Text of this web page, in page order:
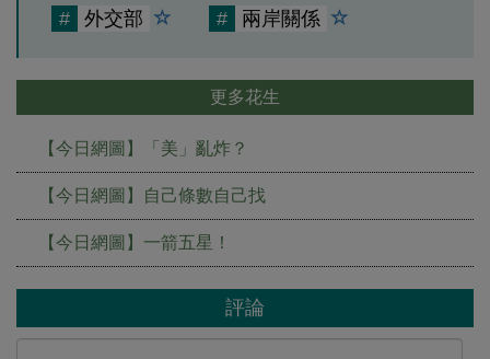
# 外交部 # 兩岸關係
更多花生
【今日網圖】「美」亂炸？
【今日網圖】自己條數自己找
【今日網圖】一箭五星！
評論